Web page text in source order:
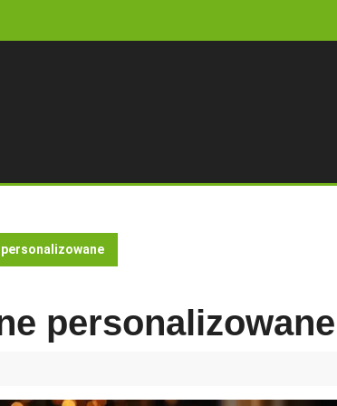
personalizowane